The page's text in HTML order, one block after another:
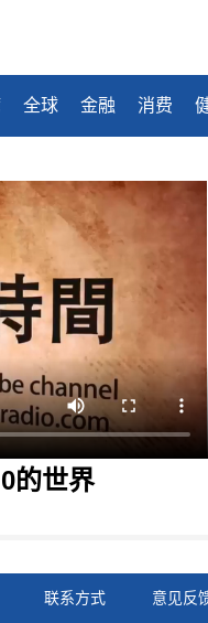
全球 金融 消费
的世界
联系方式
意见反